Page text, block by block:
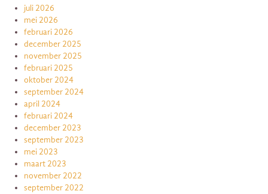
juli 2026
mei 2026
februari 2026
december 2025
november 2025
februari 2025
oktober 2024
september 2024
april 2024
februari 2024
december 2023
september 2023
mei 2023
maart 2023
november 2022
september 2022